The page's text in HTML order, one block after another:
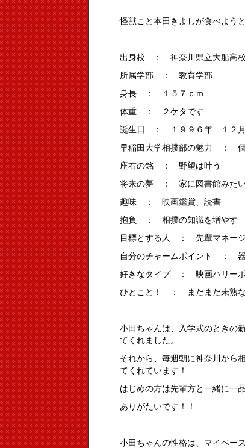
怪獣こと本田きよしが食べよう
出身校 ： 神奈川県立大船高校
所属学部 ： 教育学部
身長 ： １５７ｃｍ
体重 ： ２ケタです
誕生日 ： １９９６年 １２月
早稲田大学相撲部の魅力 ： 個
座右の銘 ： 野望は叶う
将来の夢 ： 家に図書館みたい
趣味 ： 映画鑑賞、読書
抱負 ： 相撲の知識を増やす
目標とする人 ： 先輩マネージ
自分のチャームポイント ：
好きなタイプ ： 映画ハリーポ
ひとこと！ ： まだまだ未熟な
小田ちゃんは、入学式のときの
てくれました。
それから、毎週朝に神奈川から
てくれています！
はじめの方は先輩方と一緒に一
ありがたいです！！
小田ちゃんの性格は、マイペー